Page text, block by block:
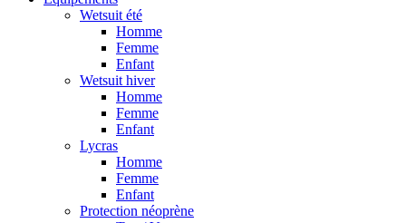
Wetsuit été
Homme
Femme
Enfant
Wetsuit hiver
Homme
Femme
Enfant
Lycras
Homme
Femme
Enfant
Protection néoprène